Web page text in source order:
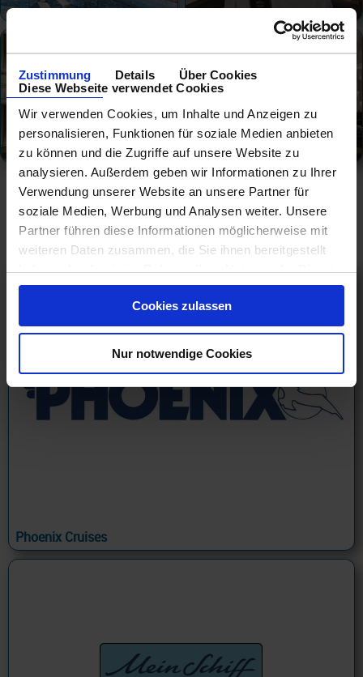
Zustimmung Details
Über Cookies
Diese Webseite verwendet Cookies
Wir verwenden Cookies, um Inhalte und Anzeigen zu
personalisieren, Funktionen für soziale Medien anbieten
zu können und die Zugriffe auf unsere Website zu
analysieren. Außerdem geben wir Informationen zu Ihrer
Verwendung unserer Website an unsere Partner für
soziale Medien, Werbung und Analysen weiter. Unsere
Partner führen diese Informationen möglicherweise mit
weiteren Daten zusammen, die Sie ihnen bereitgestellt
haben oder die sie im Rahmen Ihrer Nutzung der Dienste
gesammelt haben.
Cookies zulassen
Nur notwendige Cookies
Phoenix Cruises